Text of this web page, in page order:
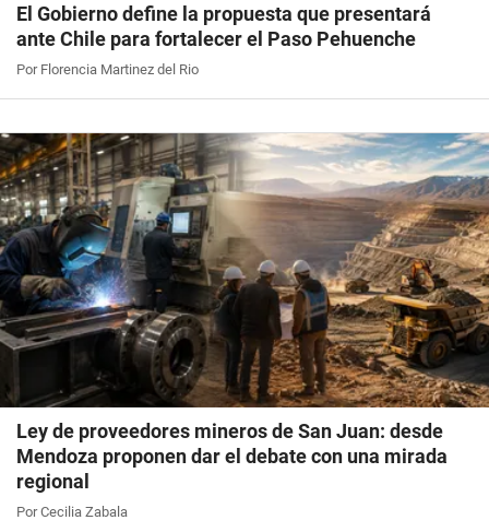
El Gobierno define la propuesta que presentará
ante Chile para fortalecer el Paso Pehuenche
Por Florencia Martinez del Rio
Ley de proveedores mineros de San Juan: desde
Mendoza proponen dar el debate con una mirada
regional
Por Cecilia Zabala